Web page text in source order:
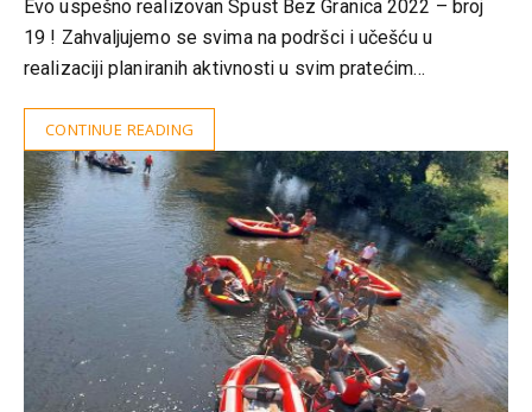
Evo uspešno realizovan Spust Bez Granica 2022 – broj
19 ! Zahvaljujemo se svima na podršci i učešću u
realizaciji planiranih aktivnosti u svim pratećim…
CONTINUE READING